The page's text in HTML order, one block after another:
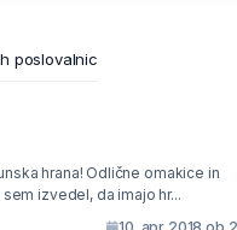
poslovalnic
hrana! Odlične omakice in
izvedel, da imajo hr...